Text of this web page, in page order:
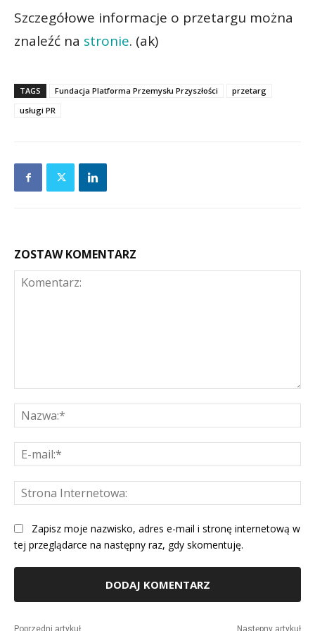
Szczegółowe informacje o przetargu można
znaleźć na stronie. (ak)
TAGS Fundacja Platforma Przemysłu Przyszłości
przetarg
usługi PR
ZOSTAW KOMENTARZ
Zapisz moje nazwisko, adres e-mail i stronę internetową w
tej przeglądarce na następny raz, gdy skomentuję.
Poprzedni artykuł Następny artykuł